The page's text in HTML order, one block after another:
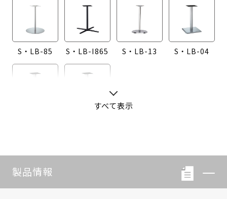
S・LB-85 S・LB-I865 S・LB-13 S・LB-04
すべて表示
製品情報